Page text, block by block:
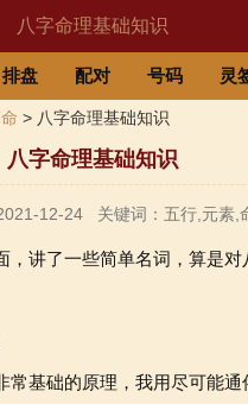
八字命理基础知识
排盘 配对 号码 灵
> 八字命理基础知识
八字命理基础知识
12-24 关键词：五行,元素,
，讲了一些简单名词，算是对
常基础的原理，我用尽可能通